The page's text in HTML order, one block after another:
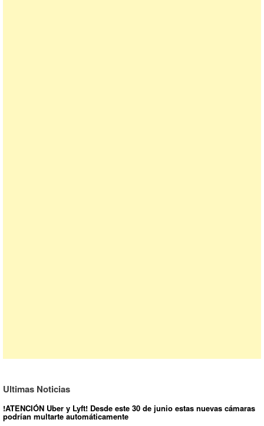
Ultimas Noticias
!ATENCIÓN Uber y Lyft! Desde este 30 de junio estas nuevas cámaras
podrían multarte automáticamente